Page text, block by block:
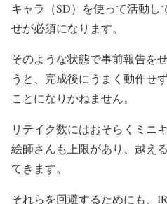
キャラ（SD）を使って活動し
せが必須になります。
そのような状態で事前報告を
うと、完成後にうまく動作せ
ことになりかねません。
リテイク数にはおそらくミニ
絵師さんも上限があり、越え
てきます。
それらを回避するためにも、